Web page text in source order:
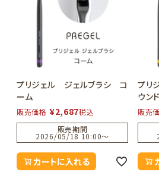
プリジェル ジェルブラシ コ
ーム
販売価格 ¥2,687税込
販売期間
2026/05/18 10:00〜
カートに入れる
プリ
ウン
販売